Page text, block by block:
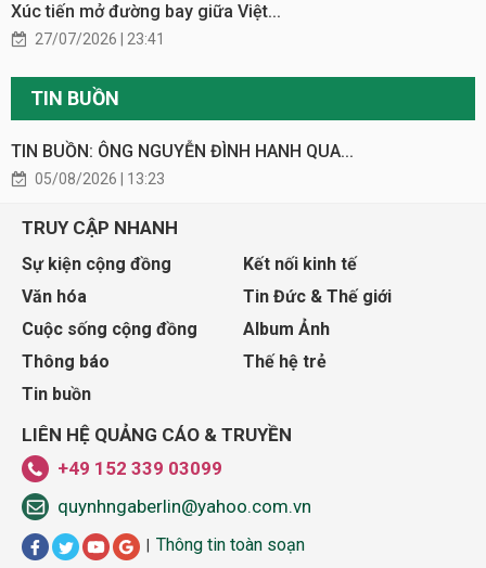
Xúc tiến mở đường bay giữa Việt...
27/07/2026 | 23:41
TIN BUỒN
TIN BUỒN: ÔNG NGUYỄN ĐÌNH HANH QUA...
05/08/2026 | 13:23
TRUY CẬP NHANH
Sự kiện cộng đồng
Kết nối kinh tế
Văn hóa
Tin Đức & Thế giới
Cuộc sống cộng đồng
Album Ảnh
Thông báo
Thế hệ trẻ
Tin buồn
LIÊN HỆ QUẢNG CÁO & TRUYỀN
+49 152 339 03099
quynhngaberlin@yahoo.com.vn
Thông tin toàn soạn